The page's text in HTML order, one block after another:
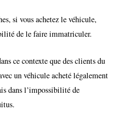
si vous achetez le véhicule,
de le faire immatriculer.
ce contexte que des clients du
un véhicule acheté légalement
dans l’impossibilité de